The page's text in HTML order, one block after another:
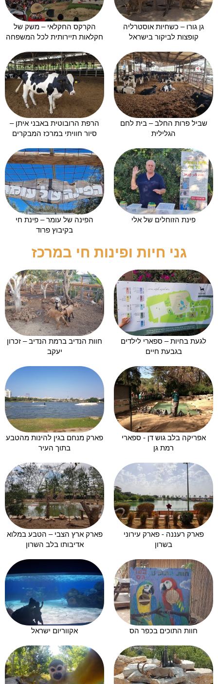
גן גורו – כשחיות אוסטרליה
קופצות לביקור בישראל
הקרקס החקלאי – משק של
חקלאות תיירותית לכל המשפחה
שביל פרות החלב – בית לחם
הגלילית
הרפת הרובוטית באבני איתן –
סיור חוויתי במרכז המבקרים
פינת הזוחלים של אלי
הפינה של עומר – פינת חי
בקיבוץ פרוד
גני חיות ופינות חי במרכז
לגעת בחיות – ספארי לילדים
בגבעת חיים
חוות הנדיב ברמת הנדיב – זכרון
יעקב
אפריקה בלב גוש דן - ספארי
רמת גן
פארק מנחם בגין להינות מהטבע
בתוך העיר
פארק רעננה - פארק עירוני
בשרון
פארק ארץ הצבי – הטבע במלוא
אדיבותו בלב השרון
חוות התוכים בכפר הס אקווריום ישראל